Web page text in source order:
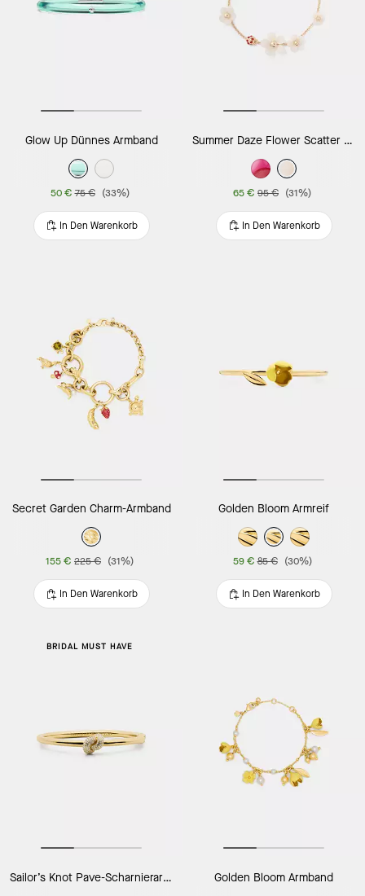
Glow Up Dünnes Armband
50 € 75 € (33%)
In Den Warenkorb
Summer Daze Flower Scatter Armband
65 € 95 € (31%)
In Den Warenkorb
Secret Garden Charm-Armband
155 € 225 € (31%)
In Den Warenkorb
Golden Bloom Armreif
59 € 85 € (30%)
In Den Warenkorb
BRIDAL MUST HAVE
Sailor’s Knot Pave-Scharnierarmreif Golden Bloom Armband